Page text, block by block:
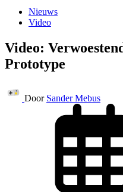
Nieuws
Video
Video:
Prototype
Door Sander Mebus